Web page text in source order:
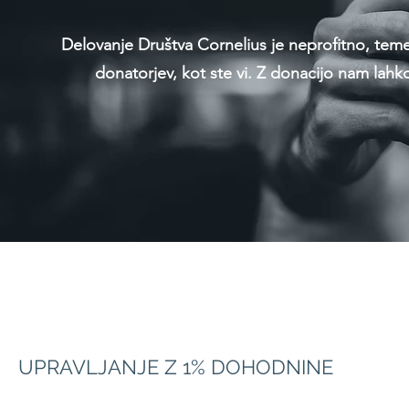
Delovanje Društva Cornelius je neprofitno,
donatorjev, kot ste vi. Z donacijo nam
UPRAVLJANJE Z 1% DOHODNINE